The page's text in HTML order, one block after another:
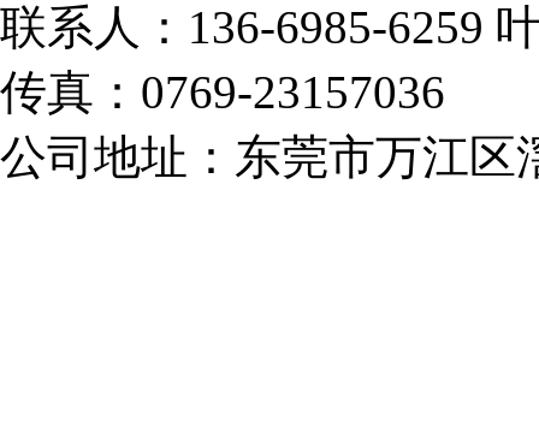
联系人：136-6985-6259
传真：0769-23157036
公司地址：东莞市万江区